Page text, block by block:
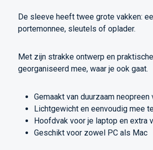
De sleeve heeft twee grote vakken:
portemonnee, sleutels of oplader.
Met zijn strakke ontwerp en
georganiseerd mee, waar je ook gaat.
Gemaakt van duurzaam
Lichtgewicht en eenvoudig mee
Hoofdvak voor je laptop en extra
Geschikt voor zowel PC als Mac